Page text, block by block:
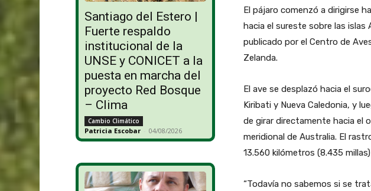
Santiago del Estero |
Fuerte respaldo
institucional de la
UNSE y CONICET a la
puesta en marcha del
proyecto Red Bosque
– Clima
Cambio Climático
Patricia Escobar - 04/08/2026
El pájaro comenzó a dirigirse
hacia el sureste sobre las islas
publicado por el Centro de
Zelanda.
El ave se desplazó hacia el
Kiribati y Nueva Caledonia, y
de girar directamente hacia el
meridional de Australia. El
13.560 kilómetros (8.435
“Todavía no sabemos si se